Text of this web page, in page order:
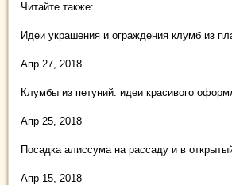
Читайте также:
Идеи украшения и ограждения клумб из
Апр 27, 2018
Клумбы из петуний: идеи красивого
Апр 25, 2018
Посадка алиссума на рассаду и в
Апр 15, 2018